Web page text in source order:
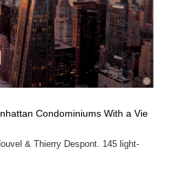
Condominiums With a Vie
& Thierry Despont. 145 light-